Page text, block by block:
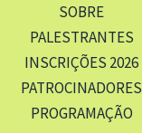
SOBRE
PALESTRANTES
INSCRIÇÕES 2026
PATROCINADORES
PROGRAMAÇÃO